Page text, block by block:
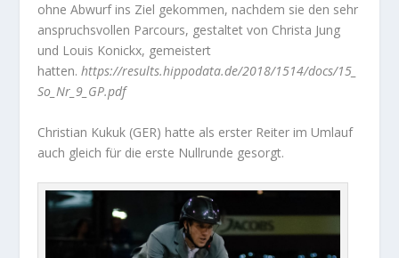
ohne Abwurf ins Ziel gekommen, nachdem sie den sehr
anspruchsvollen Parcours, gestaltet von Christa Jung
und Louis Konickx, gemeistert
hatten.https://results.hippodata.de/2018/1514/docs/15_
So_Nr_9_GP.pdf
Christian Kukuk (GER) hatte als erster Reiter im Umlauf
auch gleich für die erste Nullrunde gesorgt.